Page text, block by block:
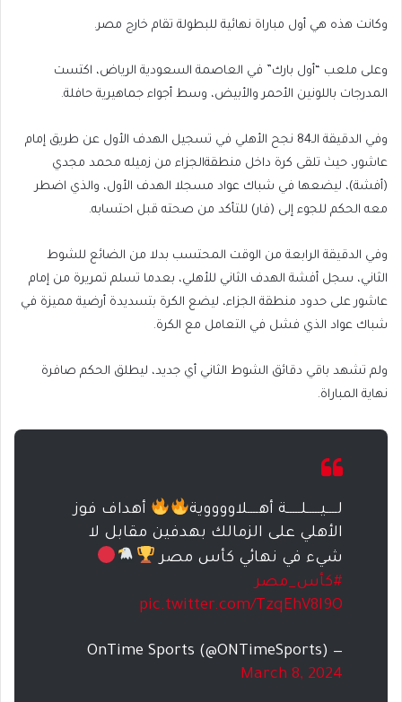
وكانت هذه هي أول مباراة نهائية للبطولة تقام خارج مصر.
وعلى ملعب “أول بارك” في العاصمة السعودية الرياض، اكتست
المدرجات باللونين الأحمر والأبيض، وسط أجواء جماهيرية حافلة.
وفي الدقيقة الـ84 نجح الأهلي في تسجيل الهدف الأول عن طريق إمام
عاشور، حيث تلقى كرة داخل منطقةالجزاء من زميله محمد مجدي
(أفشة)، ليضعها في شباك عواد مسجلا الهدف الأول، والذي اضطر
معه الحكم للجوء إلى (فار) للتأكد من صحته قبل احتسابه.
وفي الدقيقة الرابعة من الوقت المحتسب بدلا من الضائع للشوط
الثاني، سجل أفشة الهدف الثاني للأهلي، بعدما تسلم تمريرة من إمام
عاشور على حدود منطقة الجزاء، ليضع الكرة بتسديدة أرضية مميزة في
شباك عواد الذي فشل في التعامل مع الكرة.
ولم تشهد باقي دقائق الشوط الثاني أي جديد، ليطلق الحكم صافرة
نهاية المباراة.
لــــيـــــلـــــة أهــــلاووووية
أهداف فوز
الأهلي على الزمالك بهدفين مقابل لا
شيء في نهائي كأس مصر
#كأس_مصر
pic.twitter.com/TzqEhV8I9O
— OnTime Sports (@ONTimeSports)
March 8, 2024